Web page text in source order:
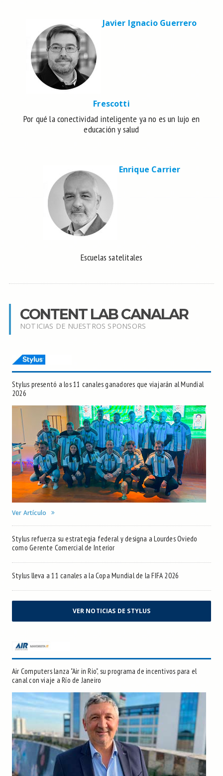
Javier Ignacio Guerrero
Frescotti
Por qué la conectividad inteligente ya no es un lujo en
educación y salud
Enrique Carrier
Escuelas satelitales
CONTENT LAB CANALAR
NOTICIAS DE NUESTROS SPONSORS
Stylus presentó a los 11 canales ganadores que viajarán al Mundial
2026
Ver Artículo
Stylus refuerza su estrategia federal y designa a Lourdes Oviedo
como Gerente Comercial de Interior
Stylus lleva a 11 canales a la Copa Mundial de la FIFA 2026
VER NOTICIAS DE STYLUS
Air Computers lanza "Air in Rio", su programa de incentivos para el
canal con viaje a Río de Janeiro